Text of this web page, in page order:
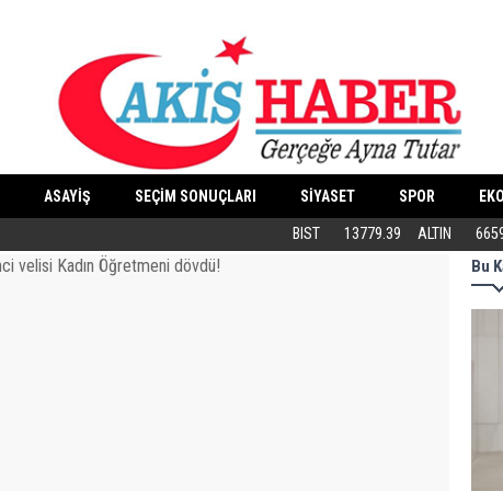
ASAYİŞ SEÇİM SONUÇLARI SİYASET SPOR
Butik İşletmeler E-Ticarete Başlarken
BIST 13779.39 ALTIN
Bu